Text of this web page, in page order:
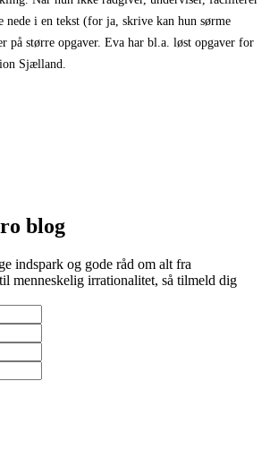
nede i en tekst (for ja, skrive kan hun sørme
på større opgaver. Eva har bl.a. løst opgaver for
Sjælland.
blog
indspark og gode råd om alt fra
menneskelig irrationalitet, så tilmeld dig